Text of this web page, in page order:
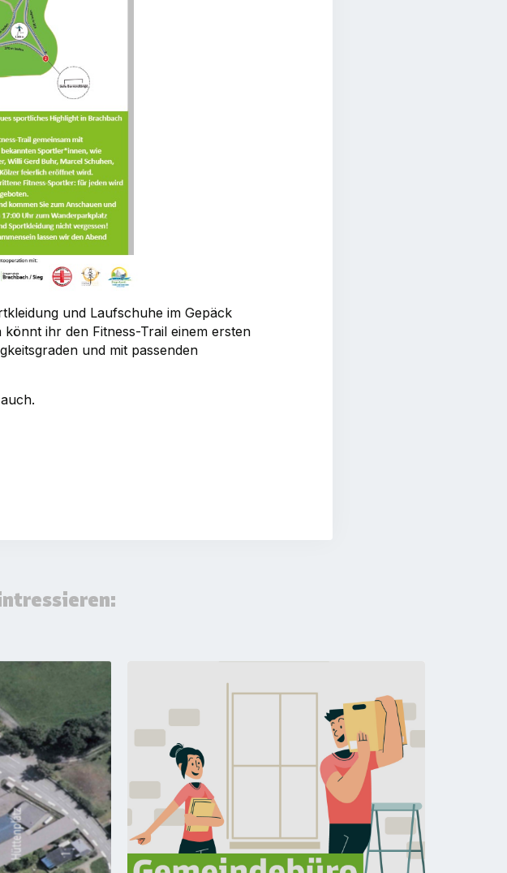
und Laufschuhe im Gepäck
ihr den Fitness-Trail einem ersten
und mit passenden